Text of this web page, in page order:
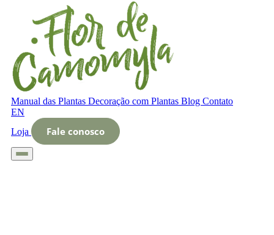
Manual das Plantas Decoração com Plantas Blog Contato
EN
Loja
Fale conosco